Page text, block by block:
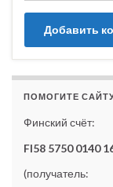
ПОМОГИТЕ
Финский счёт:
FI58 5750 0140
(получатель: